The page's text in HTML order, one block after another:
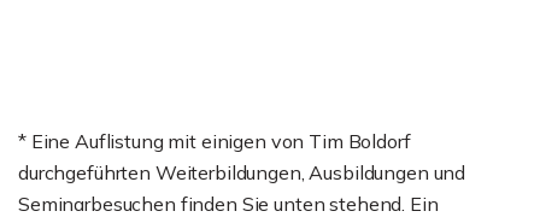
* Eine Auflistung mit einigen von Tim Boldorf
durchgeführten Weiterbildungen, Ausbildungen und
Seminarbesuchen finden Sie unten stehend. Ein